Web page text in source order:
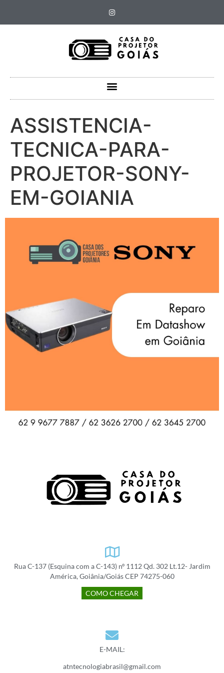
ASSISTENCIA-
TECNICA-PARA-
PROJETOR-SONY-
EM-GOIANIA
Rua C-137 (Esquina com a C-143) nº 1112 Qd. 302 Lt.12- Jardim
América, Goiânia/Goiás CEP 74275-060
COMO CHEGAR
E-MAIL:
atntecnologiabrasil@gmail.com